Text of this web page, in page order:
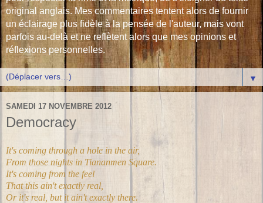
original anglais. Mes commentaires tentent alors de fournir
un éclairage plus fidèle à la pensée de l'auteur, mais vont
parfois au-delà et ne reflètent alors que mes opinions et
réflexions personnelles.
▼
SAMEDI 17 NOVEMBRE 2012
Democracy
It's coming through a hole in the air,
From those nights in Tiananmen Square.
It's coming from the feel
That this ain't exactly real,
Or it's real, but it ain't exactly there.